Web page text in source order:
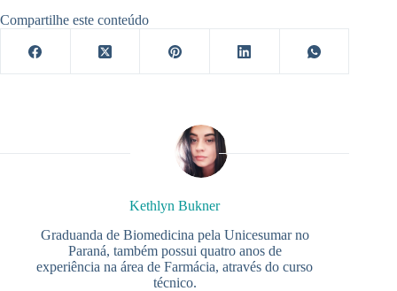
Compartilhe este conteúdo
Kethlyn Bukner
Graduanda de Biomedicina pela Unicesumar no
Paraná, também possui quatro anos de
experiência na área de Farmácia, através do curso
técnico.